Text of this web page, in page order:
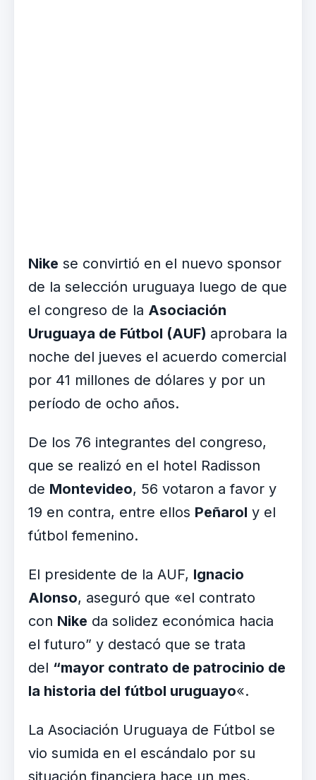
Nike se convirtió en el nuevo sponsor
de la selección uruguaya luego de que
el congreso de la Asociación
Uruguaya de Fútbol (AUF) aprobara la
noche del jueves el acuerdo comercial
por 41 millones de dólares y por un
período de ocho años.
De los 76 integrantes del congreso,
que se realizó en el hotel Radisson
de Montevideo, 56 votaron a favor y
19 en contra, entre ellos Peñarol y el
fútbol femenino.
El presidente de la AUF, Ignacio
Alonso, aseguró que «el contrato
con Nike da solidez económica hacia
el futuro” y destacó que se trata
del “mayor contrato de patrocinio de
la historia del fútbol uruguayo«.
La Asociación Uruguaya de Fútbol se
vio sumida en el escándalo por su
situación financiera hace un mes,